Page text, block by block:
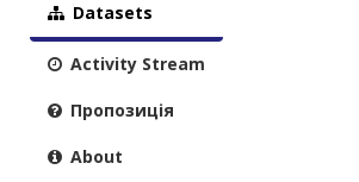
Datasets
Activity Stream
Пропозиція
About